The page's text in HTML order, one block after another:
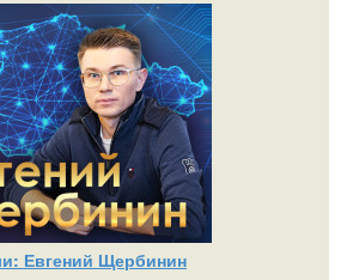
Евгений Щербинин